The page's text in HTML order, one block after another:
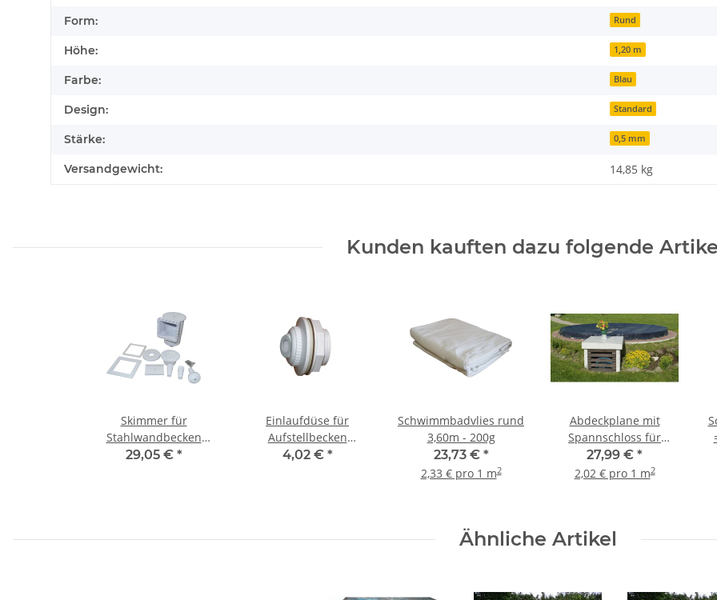
Form: Rund
Höhe: 1,20 m
Farbe: Blau
Design: Standard
Stärke: 0,5 mm
Versandgewicht: 14,85 kg
Kunden kauften dazu folgende
Skimmer für
Stahlwandbecken
Standard
29,05 € *
Einlaufdüse für
Aufstellbecken
Stahlwandbecken
4,02 € *
Schwimmbadvlies rund
3,60m - 200g
23,73 € *
2,33 € pro 1 m2
Abdeckplane mit
Spannschloss für
Rundbecken Ø 3,50-
3,60m
27,99 € *
2,02 € pro 1 m2
Ähnliche Artikel